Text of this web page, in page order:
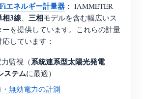
エネルギー計量器 ： IAMMETER
相3線、 三相モデルを含む幅広いス
ーを提供しています。これらの計量
しています：
監視（系統連系型太陽光発電
ステムに最適）
無効電力の計測